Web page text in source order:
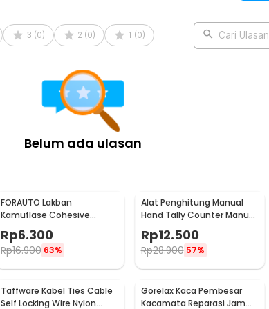
3 (0) 2 (0) 1 (0) Cari Ulasan
Belum ada ulasan
FORAUTO Lakban
Kamuflase Cohesive
Bandage Tape Hunting
4.5M 50mm - H10
Rp6.300
Rp16.900 63%
Alat Penghitung Manual
Hand Tally Counter Manual
Rp12.500
Rp28.900 57%
Taffware Kabel Ties Cable
Self Locking Wire Nylon
Gorelax Kaca Pembesar
Kacamata Reparasi Jam